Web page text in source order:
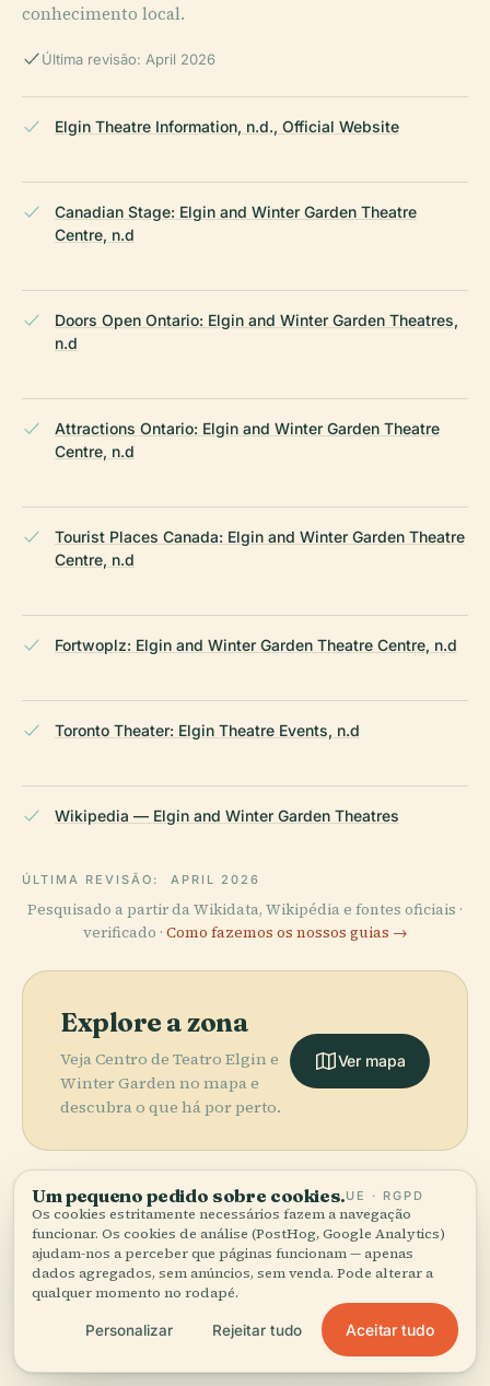
conhecimento local.
Última revisão: April 2026
Elgin Theatre Information, n.d., Official Website
Canadian Stage: Elgin and Winter Garden Theatre
Centre, n.d
Doors Open Ontario: Elgin and Winter Garden Theatres,
n.d
Attractions Ontario: Elgin and Winter Garden Theatre
Centre, n.d
Tourist Places Canada: Elgin and Winter Garden Theatre
Centre, n.d
Fortwoplz: Elgin and Winter Garden Theatre Centre, n.d
Toronto Theater: Elgin Theatre Events, n.d
Wikipedia — Elgin and Winter Garden Theatres
ÚLTIMA REVISÃO: APRIL 2026
Pesquisado a partir da Wikidata, Wikipédia e fontes oficiais ·
verificado · Como fazemos os nossos guias →
Explore a zona
Veja Centro de Teatro Elgin e
Winter Garden no mapa e
descubra o que há por perto.
Ver mapa
More inToronto.
368 lugares para descobrir — alguns que vale a pena
combinar.
Museu Real de
Ontário
PLACE
Maple Leaf
Um pequeno pedido sobre cookies.UE · RGPD
Os cookies estritamente necessários fazem a navegação
funcionar. Os cookies de análise (PostHog, Google Analytics)
ajudam-nos a perceber que páginas funcionam — apenas
dados agregados, sem anúncios, sem venda. Pode alterar a
qualquer momento no rodapé.
Personalizar Rejeitar tudo Aceitar tudo